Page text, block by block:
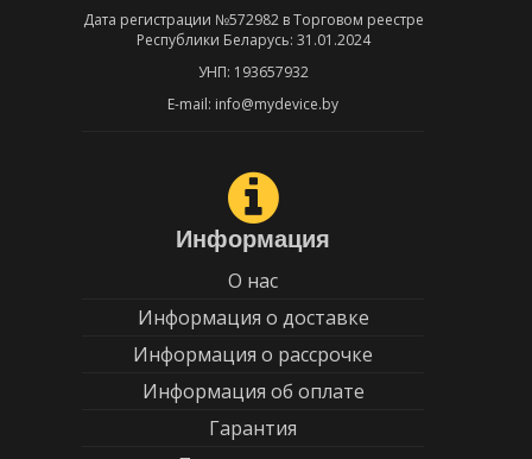
Дата регистрации №572982 в Торговом реестре
Республики Беларусь: 31.01.2024
УНП: 193657932
E-mail: info@mydevice.by
Информация
О нас
Информация о доставке
Информация о рассрочке
Информация об оплате
Гарантия